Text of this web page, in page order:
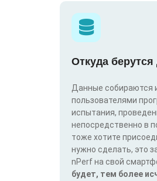
Откуда
Данные собираются
пользователями
испытания,
непосредственно в
тоже хотите
нужно сделать, это
nPerf на свой
будет, тем более